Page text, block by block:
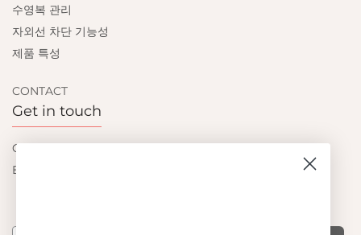
수영복 관리
자외선 차단 기능성
제품 특성
CONTACT
Get in touch
Contact us
Become a retailer